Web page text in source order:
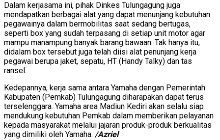
Dalam kerjasama ini, pihak Dinkes Tulungagung juga
mendapatkan berbagai alat yang dapat menunjang kebutuhan
pegawainya dalam bermobilitas saat sedang bertugas,
seperti box yang sudah terpasang di setiap unit motor agar
mampu manampung banyak barang bawaan. Tak hanya itu,
didalam box tersebut juga telah diisi alat penunjang kerja
pegawai berupa jaket, sepatu, HT (Handy Talky) dan tas
ransel.
Kedepannya, kerja sama antara Yamaha dengan Pemerintah
Kabupaten (Pemkab) Tulungagung diharapakan dapat terus
terselenggara. Yamaha area Madiun Kediri akan selalu siap
mendukung kebutuhan Pemkab dalam memberikan pelayanan
kepada masyarakat melalui jajaran produk-produk berkualitas
yang dimiliki oleh Yamaha. /Azriel